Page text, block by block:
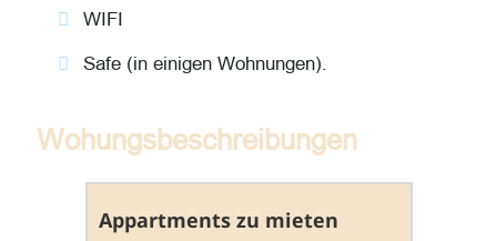
WIFI
Safe (in einigen Wohnungen).
Wohungsbeschreibungen
Appartments zu mieten